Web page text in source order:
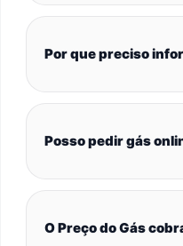
Por que preciso
Posso pedir gás
O Preço do Gás